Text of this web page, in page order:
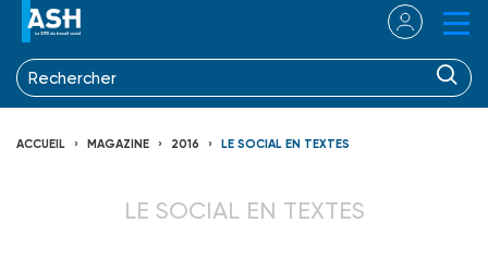
ACCUEIL MAGAZINE 2016 LE SOCIAL EN TEXTES
LE SOCIAL EN TEXTES